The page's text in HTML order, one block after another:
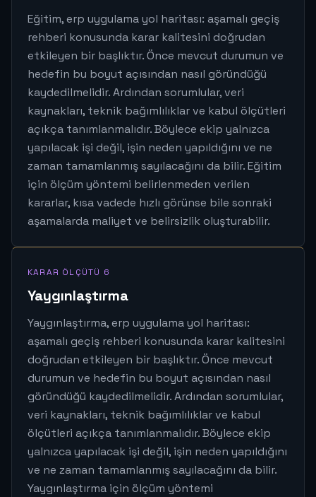
Eğitim, erp uygulama yol haritası: aşamalı geçiş
rehberi konusunda karar kalitesini doğrudan
etkileyen bir başlıktır. Önce mevcut durumun ve
hedefin bu boyut açısından nasıl göründüğü
kaydedilmelidir. Ardından sorumlular, veri
kaynakları, teknik bağımlılıklar ve kabul ölçütleri
açıkça tanımlanmalıdır. Böylece ekip yalnızca
yapılacak işi değil, işin neden yapıldığını ve ne
zaman tamamlanmış sayılacağını da bilir. Eğitim
için ölçüm yöntemi belirlenmeden verilen
kararlar, kısa vadede hızlı görünse bile sonraki
aşamalarda maliyet ve belirsizlik oluşturabilir.
KARAR ÖLÇÜTÜ 6
Yaygınlaştırma
Yaygınlaştırma, erp uygulama yol haritası:
aşamalı geçiş rehberi konusunda karar kalitesini
doğrudan etkileyen bir başlıktır. Önce mevcut
durumun ve hedefin bu boyut açısından nasıl
göründüğü kaydedilmelidir. Ardından sorumlular,
veri kaynakları, teknik bağımlılıklar ve kabul
ölçütleri açıkça tanımlanmalıdır. Böylece ekip
yalnızca yapılacak işi değil, işin neden yapıldığını
ve ne zaman tamamlanmış sayılacağını da bilir.
Yaygınlaştırma için ölçüm yöntemi